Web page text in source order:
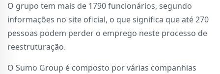
O grupo tem mais de 1790 funcionários, segundo
informações no site oficial, o que significa que até 270
pessoas podem perder o emprego neste processo de
reestruturação.
O Sumo Group é composto por várias companhias